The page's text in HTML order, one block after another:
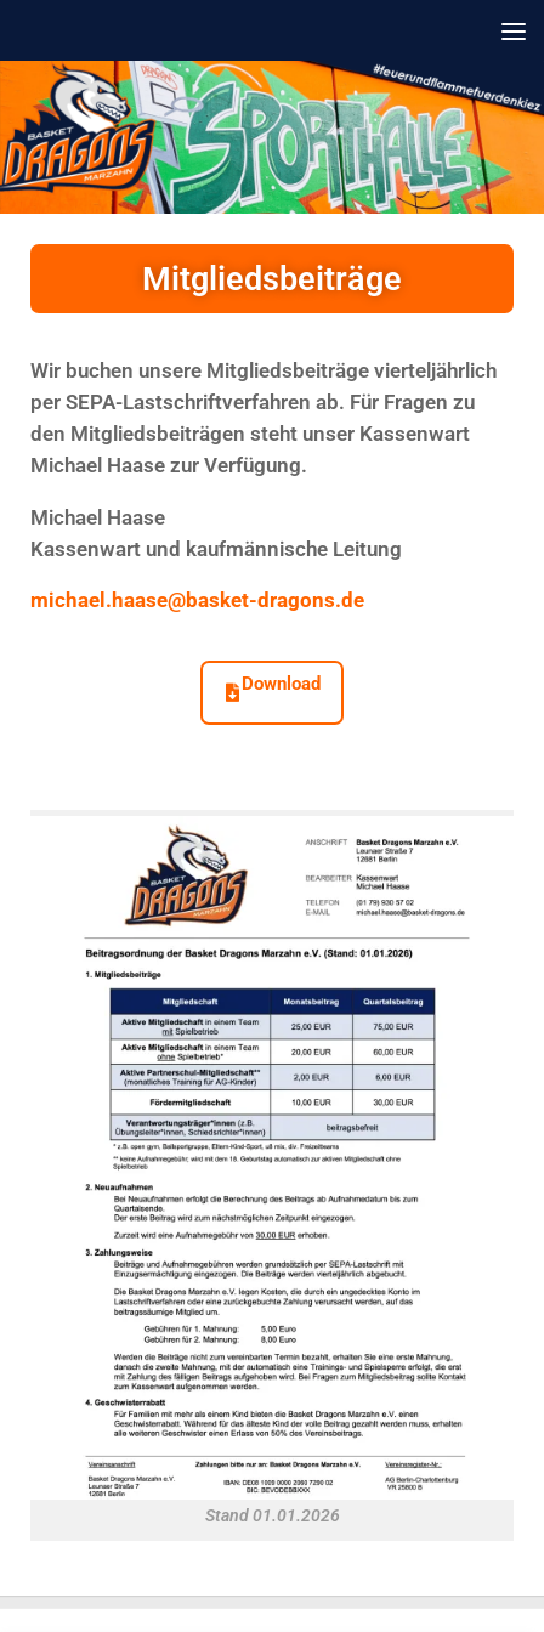
Mitgliedsbeiträge
Wir buchen unsere Mitgliedsbeiträge vierteljährlich
per SEPA-Lastschriftverfahren ab. Für Fragen zu
den Mitgliedsbeiträgen steht unser Kassenwart
Michael Haase zur Verfügung.
Michael Haase
Kassenwart und kaufmännische Leitung
michael.haase@basket-dragons.de
Download
Stand 01.01.2026